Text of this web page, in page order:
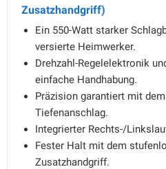
Zusatzhandgriff)
Ein 550-Watt starker
versierte Heimwerker.
Drehzahl-Regelelektronik
einfache Handhabung.
Präzision garantiert mit
Tiefenanschlag.
Integrierter Rechts-/
Fester Halt mit dem
Zusatzhandgriff.